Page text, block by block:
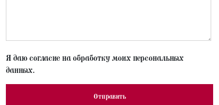
Я даю согласие на обработку моих персональных
данных.